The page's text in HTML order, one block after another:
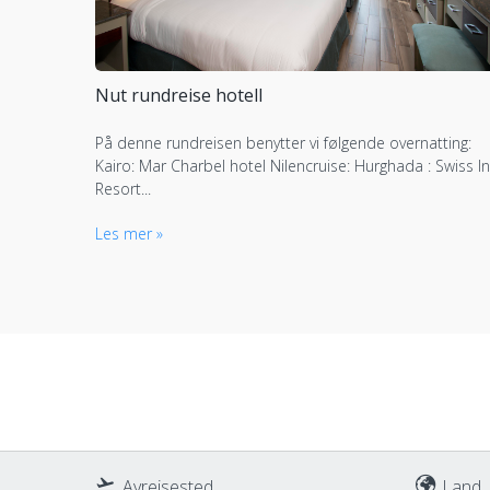
Nut rundreise hotell
På denne rundreisen benytter vi følgende overnatting:
Kairo: Mar Charbel hotel Nilencruise: Hurghada : Swiss
Resort...
Les mer »